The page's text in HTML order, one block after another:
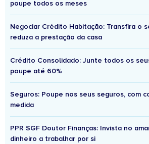
poupe todos os meses
Negociar Crédito Habitação: Transfira o
reduza a prestação da casa
Crédito Consolidado: Junte todos os
poupe até 60%
Seguros: Poupe nos seus seguros, com
medida
PPR SGF Doutor Finanças: Invista no
dinheiro a trabalhar por si